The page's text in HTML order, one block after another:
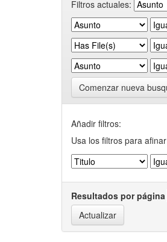
Filtros actuales:
Comenzar nueva
Añadir filtros:
Usa los filtros para
Resultados por página